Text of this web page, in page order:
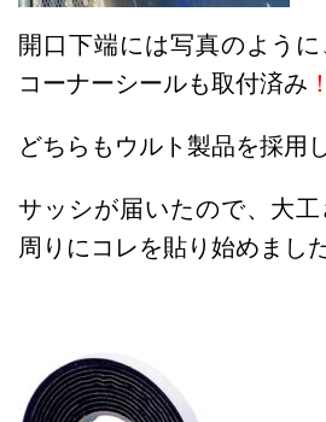
開口下端には写真のよう
コーナーシールも取付済み ！
どちらもウルト製品を採用
サッシが届いたので、大
周りにコレを貼り始めました